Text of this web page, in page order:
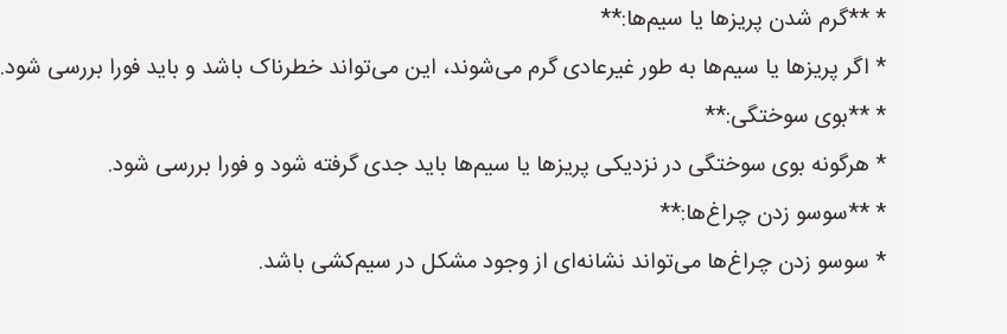
* **گرم شدن پریزها یا سیم‌ها:**
* اگر پریزها یا سیم‌ها به طور غیرعادی گرم می‌شوند، این می‌تواند خطرناک باشد و باید فورا بررسی شود.
* **بوی سوختگی:**
* هرگونه بوی سوختگی در نزدیکی پریزها یا سیم‌ها باید جدی گرفته شود و فورا بررسی شود.
* **سوسو زدن چراغ‌ها:**
* سوسو زدن چراغ‌ها می‌تواند نشانه‌ای از وجود مشکل در سیم‌کشی باشد.